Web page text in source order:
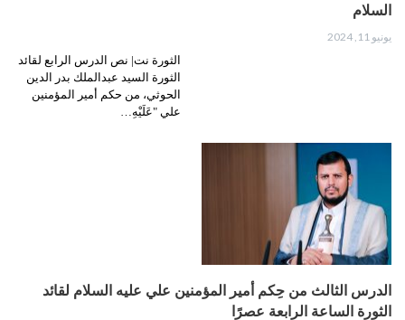
السلام
يونيو 11, 2024
الثورة نت| نص الدرس الرابع لقائد
الثورة السيد عبدالملك بدر الدين
الحوثي، من حكم أمير المؤمنين
علي "عَلَيْهِ…
الدرس الثالث من حِكم أمير المؤمنين علي عليه السلام لقائد
الثورة الساعة الرابعة عصرًا